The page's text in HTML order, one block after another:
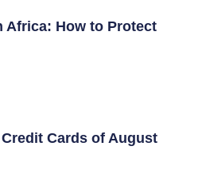
Africa: How to Protect
Cards of August